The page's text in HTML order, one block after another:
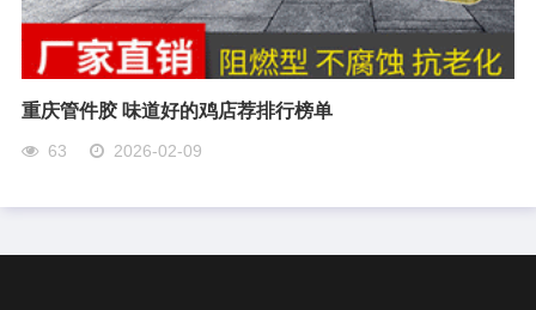
重庆管件胶 味道好的鸡店荐排行榜单
63 2026-02-09